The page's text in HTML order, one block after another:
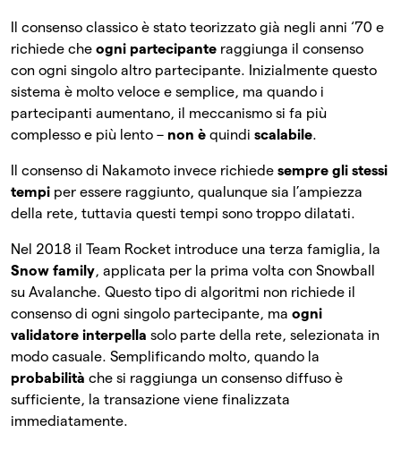
Il consenso classico è stato teorizzato già negli anni ‘70 e
richiede che ogni partecipante raggiunga il consenso
con ogni singolo altro partecipante. Inizialmente questo
sistema è molto veloce e semplice, ma quando i
partecipanti aumentano, il meccanismo si fa più
complesso e più lento – non è quindi scalabile.
Il consenso di Nakamoto invece richiede sempre gli stessi
tempi per essere raggiunto, qualunque sia l’ampiezza
della rete, tuttavia questi tempi sono troppo dilatati.
Nel 2018 il Team Rocket introduce una terza famiglia, la
Snow family, applicata per la prima volta con Snowball
su Avalanche. Questo tipo di algoritmi non richiede il
consenso di ogni singolo partecipante, ma ogni
validatore interpella solo parte della rete, selezionata in
modo casuale. Semplificando molto, quando la
probabilità che si raggiunga un consenso diffuso è
sufficiente, la transazione viene finalizzata
immediatamente.